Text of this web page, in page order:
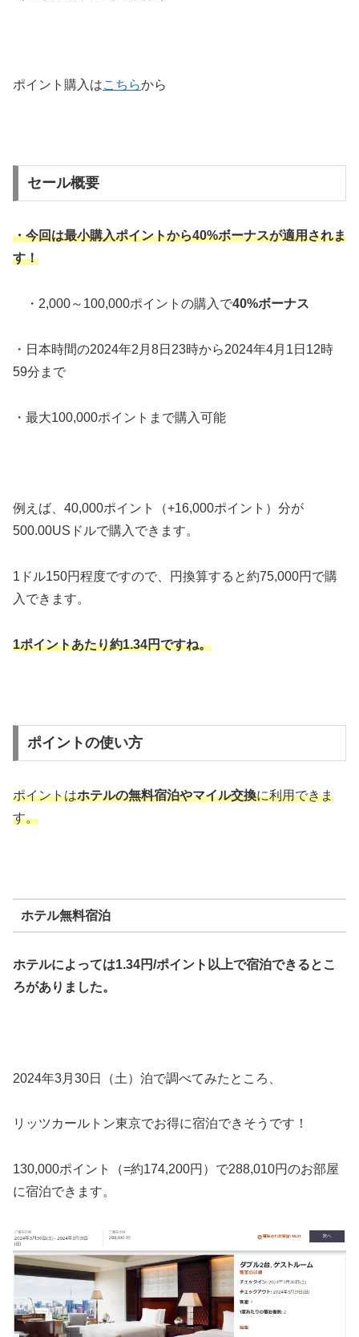
ポイント購入はこちらから
セール概要
・今回は最小購入ポイントから40%ボーナスが適用されま
す！
・2,000～100,000ポイントの購入で40%ボーナス
・日本時間の2024年2月8日23時から2024年4月1日12時
59分まで
・最大100,000ポイントまで購入可能
例えば、40,000ポイント（+16,000ポイント）分が
500.00USドルで購入できます。
1ドル150円程度ですので、円換算すると約75,000円で購
入できます。
1ポイントあたり約1.34円ですね。
ポイントの使い方
ポイントはホテルの無料宿泊やマイル交換に利用できま
す。
ホテル無料宿泊
ホテルによっては1.34円/ポイント以上で宿泊できるとこ
ろがありました。
2024年3月30日（土）泊で調べてみたところ、
リッツカールトン東京でお得に宿泊できそうです！
130,000ポイント（=約174,200円）で288,010円のお部屋
に宿泊できます。